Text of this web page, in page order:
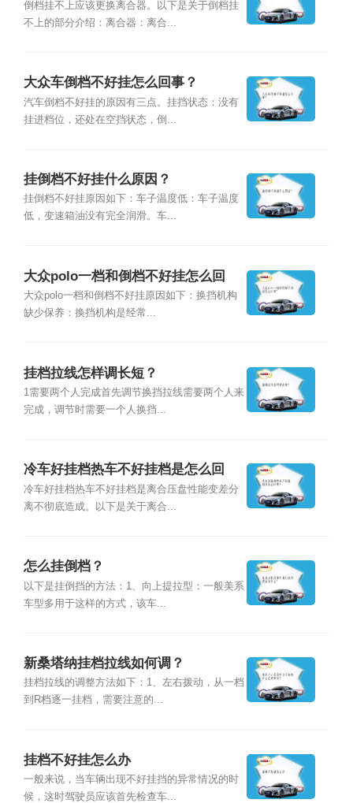
倒档挂不上应该更换离合器。以下是关于倒档挂
不上的部分介绍：离合器：离合...
大众车倒档不好挂怎么回事？
汽车倒档不好挂的原因有三点。挂挡状态：没有
挂进档位，还处在空挡状态，倒...
挂倒档不好挂什么原因？
挂倒档不好挂原因如下：车子温度低：车子温度
低，变速箱油没有完全润滑。车...
大众polo一档和倒档不好挂怎么回
事？
大众polo一档和倒档不好挂原因如下：换挡机构
缺少保养：换挡机构是经常...
挂档拉线怎样调长短？
1需要两个人完成首先调节换挡拉线需要两个人来
完成，调节时需要一个人换挡...
冷车好挂档热车不好挂档是怎么回
事？
冷车好挂档热车不好挂档是离合压盘性能变差分
离不彻底造成。以下是关于离合...
怎么挂倒档？
以下是挂倒挡的方法：1、向上提拉型：一般美系
车型多用于这样的方式，该车...
新桑塔纳挂档拉线如何调？
挂档拉线的调整方法如下：1、左右拨动，从一档
到R档逐一挂档，需要注意的...
挂档不好挂怎么办
一般来说，当车辆出现不好挂挡的异常情况的时
候，这时驾驶员应该首先检查车...